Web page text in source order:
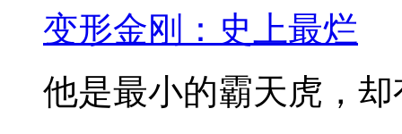
变形金刚：史上最烂
他是最小的霸天虎，却